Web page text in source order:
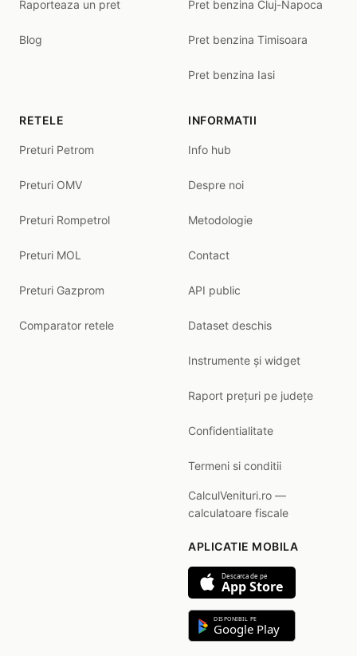
Raporteaza un pret
Blog
Pret benzina Cluj-Napoca
Pret benzina Timisoara
Pret benzina Iasi
RETELE
Preturi Petrom
Preturi OMV
Preturi Rompetrol
Preturi MOL
Preturi Gazprom
Comparator retele
INFORMATII
Info hub
Despre noi
Metodologie
Contact
API public
Dataset deschis
Instrumente și widget
Raport prețuri pe județe
Confidentialitate
Termeni si conditii
CalculVenituri.ro —
calculatoare fiscale
APLICATIE MOBILA
Descarca de pe
App Store
DISPONIBIL PE
Google Play